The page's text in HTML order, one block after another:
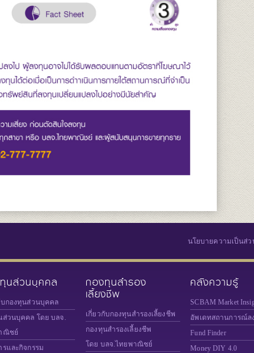
นโยบายความเป็นส่ว
นส่วนบุคคล
บกองทุนส่วนบุคคล
ส่วนบุคคล โดย บลจ.
ณิชย์
รและกิจกรรม
กองทุนสำรอง
เลี้ยงชีพ
เกี่ยวกับกองทุนสำรองเลี้ยงชีพ
กองทุนสำรองเลี้ยงชีพ
โดย บลจ.ไทยพาณิชย์
คลังความรู้
SCBAM Market
อัพเดทสถานการณ์ล
Fund Finder
Money DIY 4.0